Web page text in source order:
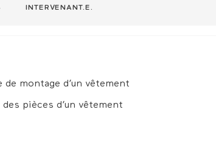
INTERVENANT.E.
montage d’un vêtement
pièces d’un vêtement